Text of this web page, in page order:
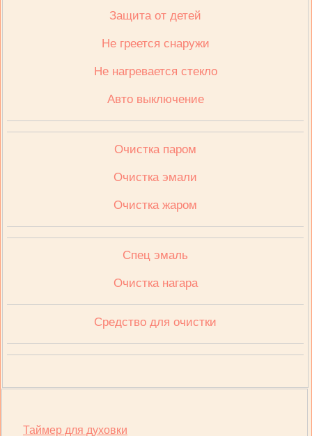
Защита от детей
Не греется снаружи
Не нагревается стекло
Авто выключение
Очистка паром
Очистка эмали
Очистка жаром
Спец эмаль
Очистка нагара
Средство для очистки
Таймер для духовки